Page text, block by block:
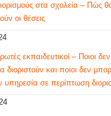
στα σχολεία – Πώς
οι θέσεις
εκπαιδευτικοί – Ποιοι δεν
διοριστούν και ποιοι δεν
υπηρεσία σε περίπτωση